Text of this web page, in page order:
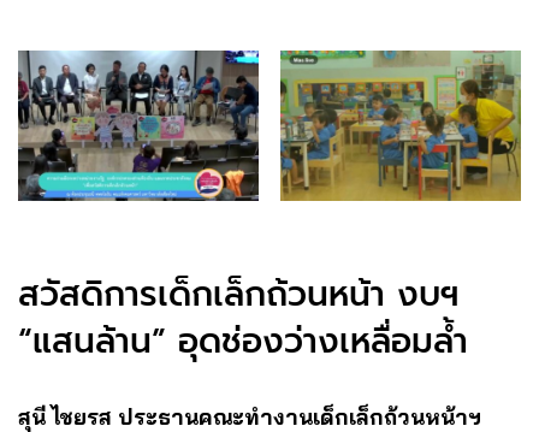
สวัสดิการเด็กเล็กถ้วนหน้า งบฯ
“แสนล้าน” อุดช่องว่างเหลื่อมล้ำ
สุนี ไชยรส ประธานคณะทำงานเด็กเล็กถ้วนหน้าฯ